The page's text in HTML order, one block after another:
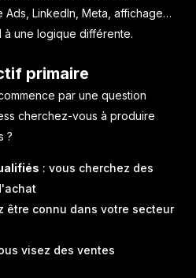
Ads , LinkedIn, Meta, affichage…
une logique différente.
primaire
par une question
cherchez-vous à produire
?
: vous cherchez des
être connu dans votre secteur
visez des ventes